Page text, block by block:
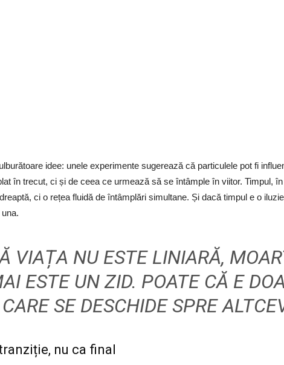
idee: unele experimente sugerează că particulele pot fi
în trecut, ci și de ceea ce urmează să se întâmple în viitor. Timpul,
ci o rețea fluidă de întâmplări simultane. Și dacă timpul e o
VIAȚA NU ESTE LINIARĂ,
ESTE UN ZID. POATE CĂ E
SE DESCHIDE SPRE
nu ca final